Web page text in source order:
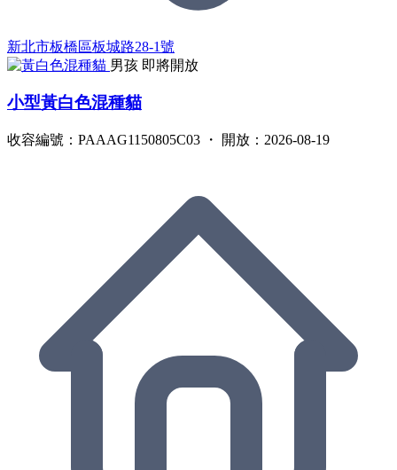
新北市板橋區板城路28-1號
男孩 即將開放
小型黃白色混種貓
收容編號：PAAAG1150805C03 ・ 開放：2026-08-19